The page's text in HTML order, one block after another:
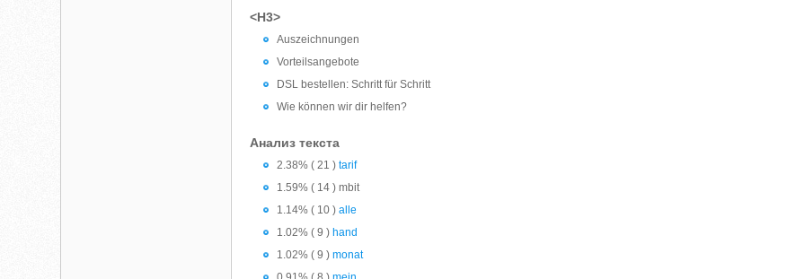
<H3>
Auszeichnungen
Vorteilsangebote
DSL bestellen: Schritt für Schritt
Wie können wir dir helfen?
Анализ текста
2.38% ( 21 )tarif
1.59% ( 14 ) mbit
1.14% ( 10 )alle
1.02% ( 9 ) hand
1.02% ( 9 )monat